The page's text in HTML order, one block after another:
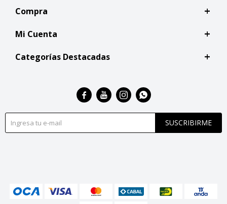
Compra
Mi Cuenta
Categorías Destacadas
SUSCRIBIRME
   